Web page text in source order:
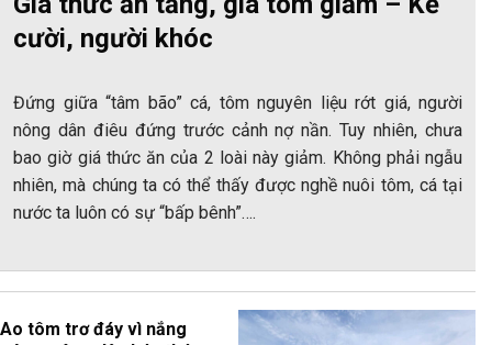
cười, người khóc
Đứng giữa “tâm bão” cá, tôm nguyên liệu rớt giá, người
nông dân điêu đứng trước cảnh nợ nần. Tuy nhiên, chưa
bao giờ giá thức ăn của 2 loài này giảm. Không phải ngẫu
nhiên, mà chúng ta có thể thấy được nghề nuôi tôm, cá tại
nước ta luôn có sự “bấp bênh”….
Ao tôm trơ đáy vì nắng